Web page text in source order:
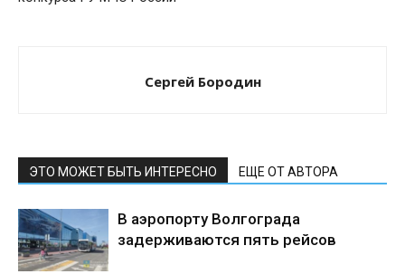
Сергей Бородин
ЭТО МОЖЕТ БЫТЬ ИНТЕРЕСНО ЕЩЕ ОТ АВТОРА
В аэропорту Волгограда
задерживаются пять рейсов